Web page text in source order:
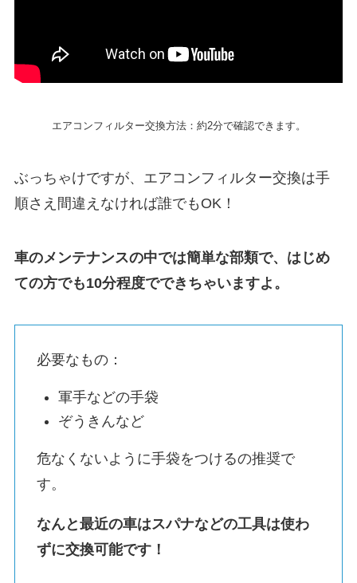
エアコンフィルター交換方法：約2分で確認できます。
ぶっちゃけですが、エアコンフィルター交換は手
順さえ間違えなければ誰でもOK！
車のメンテナンスの中では簡単な部類で、はじめ
ての方でも10分程度でできちゃいますよ。
必要なもの：
軍手などの手袋
ぞうきんなど
危なくないように手袋をつけるの推奨で
す。
なんと最近の車はスパナなどの工具は使わ
ずに交換可能です！